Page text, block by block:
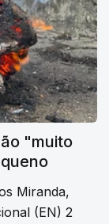
"muito
Miranda,
(EN) 2